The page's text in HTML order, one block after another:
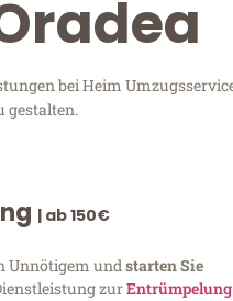
bei Heim
gestalten.
| ab 150€
Unnötigem undstarten Sie
zurEntrümpelung